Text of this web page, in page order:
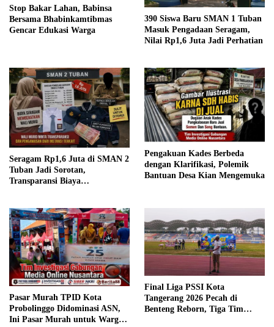
Stop Bakar Lahan, Babinsa
Bersama Bhabinkamtibmas
Gencar Edukasi Warga
390 Siswa Baru SMAN 1 Tuban
Masuk Pengadaan Seragam,
Nilai Rp1,6 Juta Jadi Perhatian
Seragam Rp1,6 Juta di SMAN 2
Tuban Jadi Sorotan,
Transparansi Biaya
Pengakuan Kades Berbeda
dengan Klarifikasi, Polemik
Bantuan Desa Kian Mengemuka
Pasar Murah TPID Kota
Probolinggo Didominasi ASN,
Ini Pasar Murah untuk Warga
Final Liga PSSI Kota
Tangerang 2026 Pecah di
Benteng Reborn, Tiga Tim